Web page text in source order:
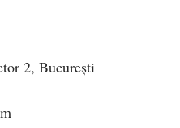
2, București